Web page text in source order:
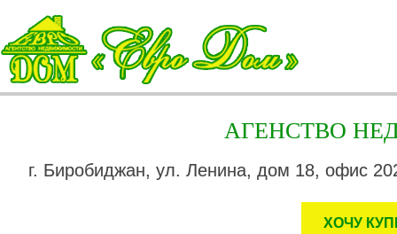
АГЕНСТВО
г. Биробиджан, ул. Ленина, дом 18, офис
ХОЧУ